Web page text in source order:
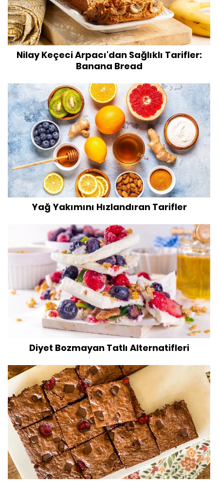
Nilay Keçeci Arpacı'dan Sağlıklı Tarifler:
Banana Bread
Yağ Yakımını Hızlandıran Tarifler
Diyet Bozmayan Tatlı Alternatifleri